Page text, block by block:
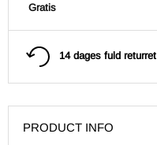
Gratis
14 dages fuld returret
PRODUCT INFO